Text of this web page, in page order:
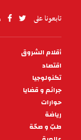
تابعونا على
PIED
DE
PAGE
أقلام الشروق
اقتصاد
تكنولوجيا
جرائم و قضايا
حوارات
رياضة
طبّ و صحّة